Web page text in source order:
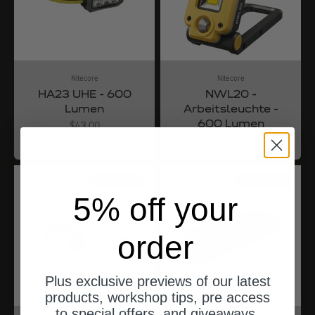
Nitecore
HA23 UHE - 600
Lumen
Angebot
$43.00
Nitecore
NWL20 -
Arbeitsleuchte -
600 Lumen
5% off your
order
Plus exclusive previews of our latest
products, workshop tips, pre access